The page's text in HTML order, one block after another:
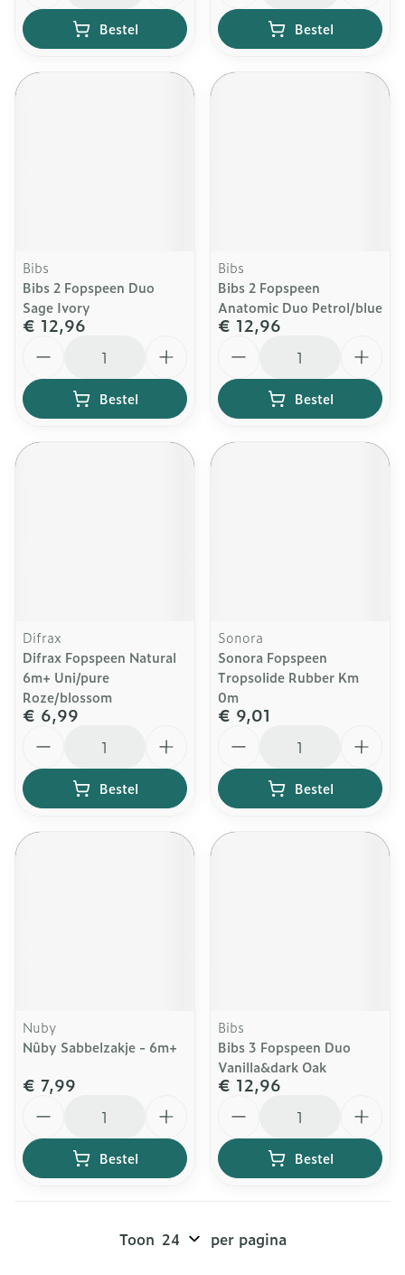
Bestel Bestel
Bibs
Bibs 2 Fopspeen Duo
Sage Ivory
€ 12,96
Bestel
Bibs
Bibs 2 Fopspeen
Anatomic Duo Petrol/blue
€ 12,96
Bestel
Difrax
Difrax Fopspeen Natural
6m+ Uni/pure
Roze/blossom
€ 6,99
Bestel
Sonora
Sonora Fopspeen
Tropsolide Rubber Km
0m
€ 9,01
Bestel
Nuby
Nûby Sabbelzakje - 6m+
€ 7,99
Bestel
Bibs
Bibs 3 Fopspeen Duo
Vanilla&dark Oak
€ 12,96
Bestel
Toon per pagina